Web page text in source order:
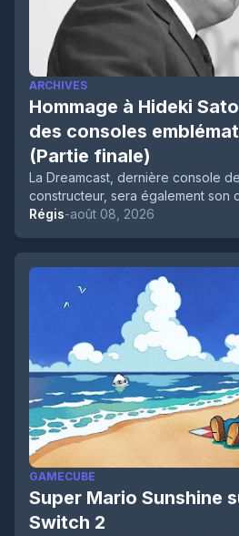
ARCHIVES
Hommage à Hideki
des consoles
(Partie finale)
La Dreamcast, dernière console
constructeur, sera également son
Régis-août 08, 2026
GAMECUBE
Super Mario Sunshine
Switch 2